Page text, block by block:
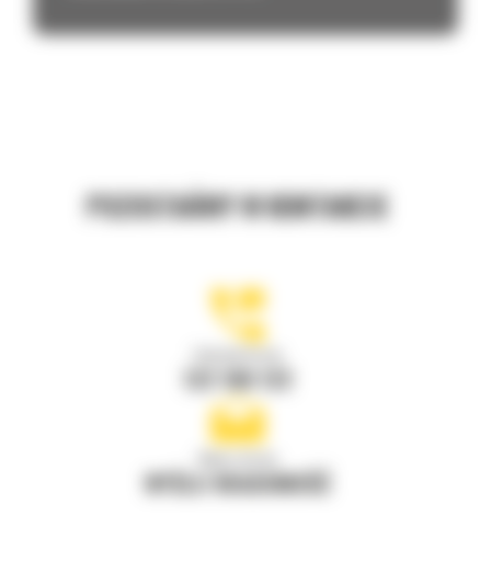
POZOSTAŃMY W KONTAKCIE
Zadzwoń do nas
122 100 122
WYŚLIJ WIADOMOŚĆ